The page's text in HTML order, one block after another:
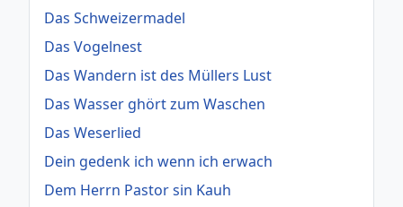
Das Schweizermadel
Das Vogelnest
Das Wandern ist des Müllers Lust
Das Wasser ghört zum Waschen
Das Weserlied
Dein gedenk ich wenn ich erwach
Dem Herrn Pastor sin Kauh